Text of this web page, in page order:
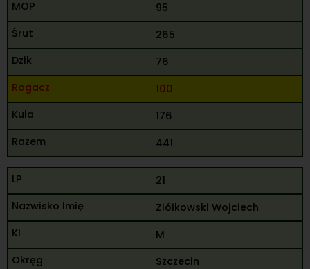
95
265
76
100
176
441
21
Ziółkowski Wojciech
M
Szczecin